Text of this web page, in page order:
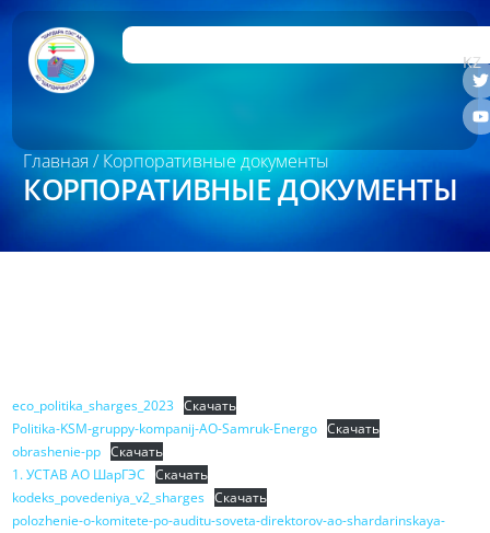
KZ
Главная / Корпоративные документы
КОРПОРАТИВНЫЕ ДОКУМЕНТЫ
eco_politika_sharges_2023 Скачать
Politika-KSM-gruppy-kompanij-AO-Samruk-Energo Скачать
obrashenie-pp Скачать
1. УСТАВ АО ШарГЭС
Скачать
kodeks_povedeniya_v2_sharges Скачать
polozhenie-o-komitete-po-auditu-soveta-direktorov-ao-shardarinskaya-